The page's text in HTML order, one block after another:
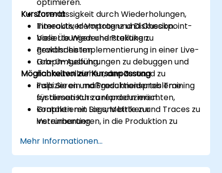
Zuverlässigkeit durch Wiederholungen,
Timeouts, Idempotenz und Checkpoint-
basierte Wiederherstellung zu
gewährleisten.
Graph-Ausführungen zu debuggen und
nachzuvollziehen, den Zustand zu
inspizieren und Produktionsprobleme
systematisch zu reproduzieren.
Graphen mit Logs, Metriken und Traces zu
instrumentieren, in die Produktion zu
überwachen.
Kursformat
Interaktiver Vortrag und Diskussion.
Viele Übungen und Praktiken.
Praktische Implementierung in einer Live-
Lab-Umgebung.
Möglichkeiten zur Kursanpassung
Falls Sie ein maßgeschneidertes Training
für diesen Kurs anfordern möchten,
kontaktieren Sie uns bitte zur
Vereinbarung.
Mehr Informationen...